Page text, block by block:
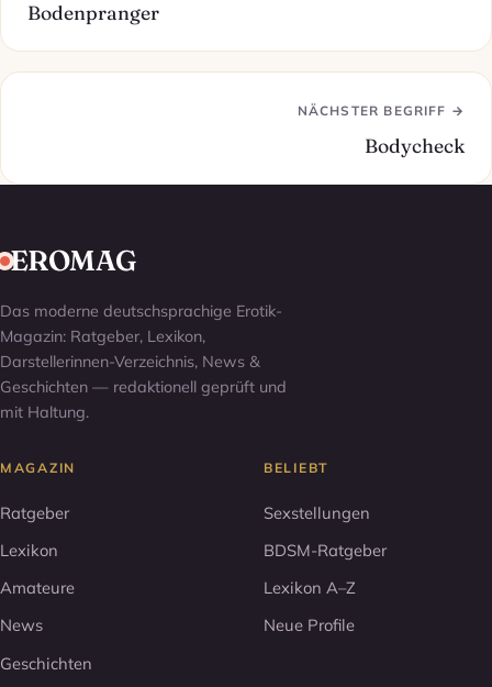
Bodenpranger
NÄCHSTER BEGRIFF →
Bodycheck
EROMAG
Das moderne deutschsprachige Erotik-
Magazin: Ratgeber, Lexikon,
Darstellerinnen-Verzeichnis, News &
Geschichten — redaktionell geprüft und
mit Haltung.
MAGAZIN
Ratgeber
Lexikon
Amateure
News
Geschichten
BELIEBT
Sexstellungen
BDSM-Ratgeber
Lexikon A–Z
Neue Profile